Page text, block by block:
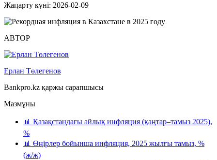
Жаңарту күні: 2026-02-09
АВТОР
Ерлан Төлегенов
Bankpro.kz қаржы сарапшысы
Мазмұны
📊 Қазақстандағы айлық инфляция (қаңтар–тамыз 2025),
%
📊 Өңірлер бойынша инфляция, 2025 жылғы тамыз, %
(ж/ж)